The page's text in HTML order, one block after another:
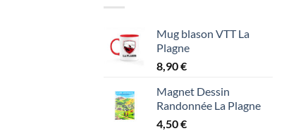
Mug blason VTT La
Plagne
8,90€
Magnet Dessin
Randonnée La Plagne
4,50€